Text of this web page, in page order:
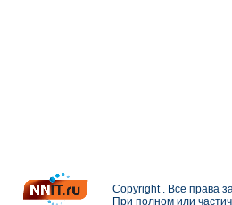
Copyright . Все права
При полном или